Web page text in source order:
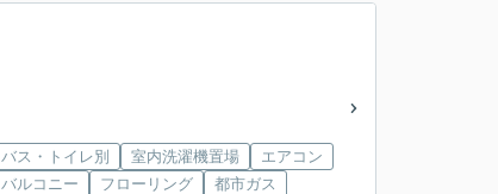
バス・トイレ別 室内洗濯機置場
エアコン
バルコニー
フローリング 都市ガス